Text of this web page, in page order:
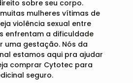
sobre seu corpo.
mulheres vítimas de
violência sexual entre
enfrentam a dificuldade
uma gestação. Nós da
estamos aqui pra ajudar
comprar Cytotec para
seguro.